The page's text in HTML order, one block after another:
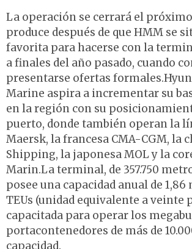
La operación se cerrará el
produce después de que HMM se
favorita para hacerse con la
a finales del año pasado, cuando
presentarse ofertas
Marine aspira a incrementar su
en la región con su
puerto, donde también operan la
Maersk, la francesa CMA-CGM, la
Shipping, la japonesa MOL y la
Marin.La terminal, de 357.750
posee una capacidad anual de
TEUs (unidad equivalente a veinte
capacitada para operar los
portacontenedores de más de
capacidad.